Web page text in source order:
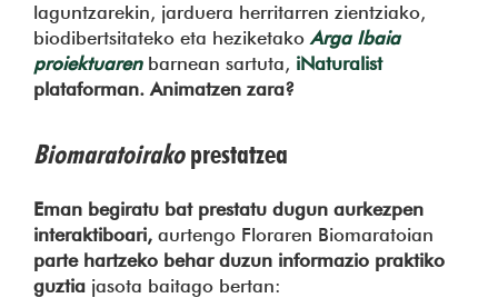
laguntzarekin, jarduera herritarren zientziako,
biodibertsitateko eta heziketakoArga Ibaia
proiektuarenbarnean sartuta, iNaturalist
plataforman. Animatzen zara?
Biomaratoirakoprestatzea
Eman begiratu bat prestatu dugun aurkezpen
interaktiboari, aurtengo Floraren Biomaratoian
parte hartzeko behar duzun informazio praktiko
guztia jasota baitago bertan: